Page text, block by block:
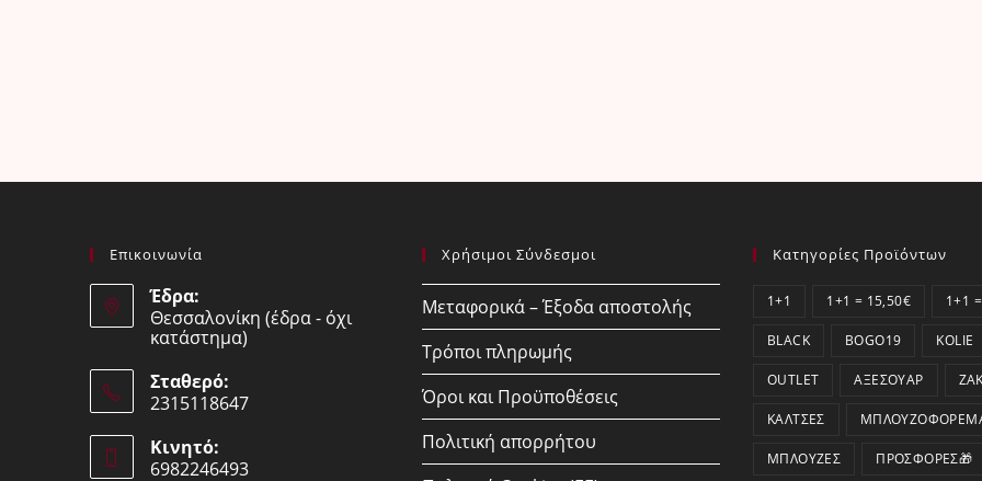
Επικοινωνία
Έδρα:
Θεσσαλονίκη (έδρα - όχι
κατάστημα)
Σταθερό:
2315118647
in
Κινητό:
6982246493
Χρήσιμοι Σύνδεσμοι
Μεταφορικά – Έξοδα αποστολής
Τρόποι πληρωμής
Όροι και Προϋποθέσεις
Πολιτική απορρήτου
Κατηγορίες Προϊόντων
1+1 1+1 = 15,50€ 1+1
BLACK BOGO19 KOLIE
OUTLET ΑΞΕΣΟΥΆΡ
ΚΆΛΤΣΕΣ
ΜΠΛΟΎΖΕΣ ΠΡΟΣΦΟΡΕΣ🎁